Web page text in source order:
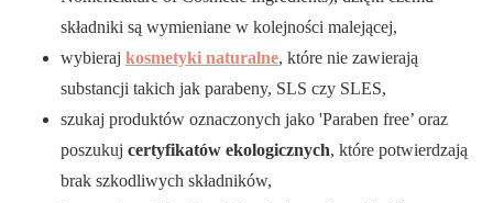
składniki są wymieniane w kolejności malejącej,
wybieraj kosmetyki naturalne, które nie zawierają
substancji takich jak parabeny, SLS czy SLES,
szukaj produktów oznaczonych jako 'Paraben free’ oraz
poszukuj certyfikatów ekologicznych, które potwierdzają
brak szkodliwych składników,